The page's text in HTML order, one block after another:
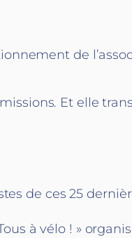
de
Et elle
de ces 25
à vélo ! »